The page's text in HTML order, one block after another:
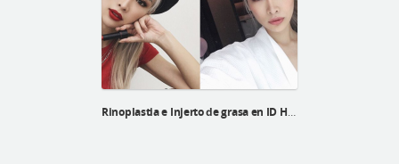
Rinoplastia e Injerto de grasa en ID Hospital de una Blogger malasia